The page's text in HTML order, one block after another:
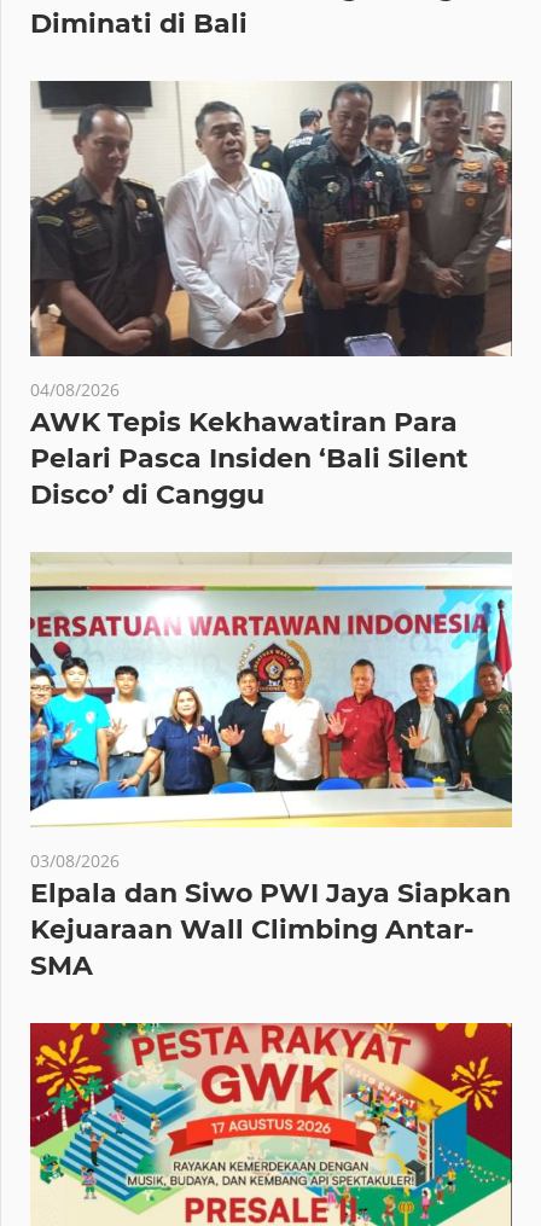
Diminati di Bali
04/08/2026
AWK Tepis Kekhawatiran Para
Pelari Pasca Insiden ‘Bali Silent
Disco’ di Canggu
03/08/2026
Elpala dan Siwo PWI Jaya Siapkan
Kejuaraan Wall Climbing Antar-
SMA